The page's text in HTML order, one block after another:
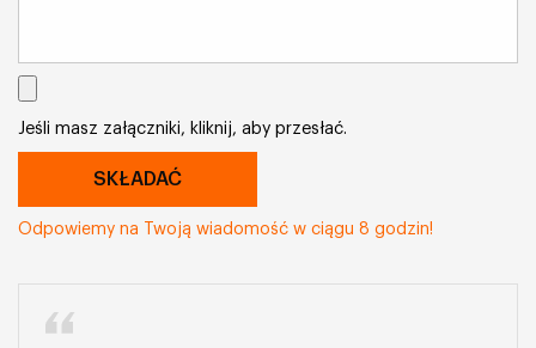
Jeśli masz załączniki, kliknij, aby przesłać.
Odpowiemy na Twoją wiadomość w ciągu 8 godzin!